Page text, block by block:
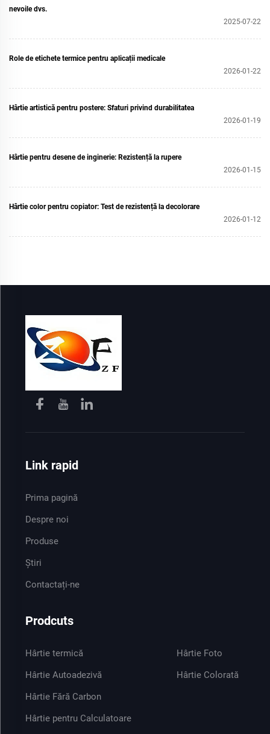
nevoile dvs.
2025-07-22
Role de etichete termice pentru aplicații medicale
2026-01-22
Hârtie artistică pentru postere: Sfaturi privind durabilitatea
2026-01-19
Hârtie pentru desene de inginerie: Rezistență la rupere
2026-01-15
Hârtie color pentru copiator: Test de rezistență la decolorare
2026-01-12
Link rapid
Prima pagină
Despre noi
Produse
Știri
Contactați-ne
Prodcuts
Hârtie termică
Hârtie Autoadezivă
Hârtie Fără Carbon
Hârtie pentru Calculatoare
Hârtie Foto
Hârtie Colorată